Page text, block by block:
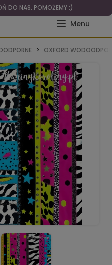
DO NAS. POMOŻEMY :)
OXFORD